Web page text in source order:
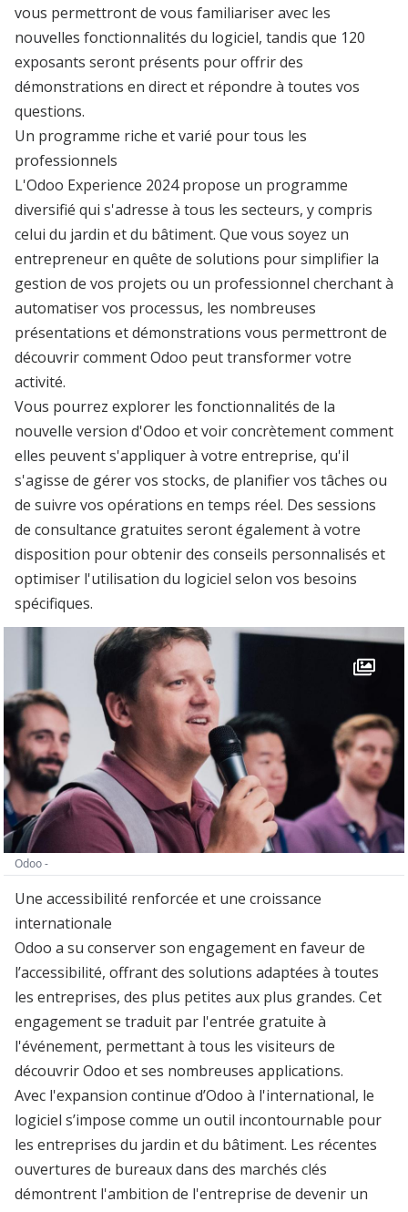
vous permettront de vous familiariser avec les
nouvelles fonctionnalités du logiciel, tandis que 120
exposants seront présents pour offrir des
démonstrations en direct et répondre à toutes vos
questions.
Un programme riche et varié pour tous les
professionnels
L'Odoo Experience 2024 propose un programme
diversifié qui s'adresse à tous les secteurs, y compris
celui du jardin et du bâtiment. Que vous soyez un
entrepreneur en quête de solutions pour simplifier la
gestion de vos projets ou un professionnel cherchant à
automatiser vos processus, les nombreuses
présentations et démonstrations vous permettront de
découvrir comment Odoo peut transformer votre
activité.
Vous pourrez explorer les fonctionnalités de la
nouvelle version d'Odoo et voir concrètement comment
elles peuvent s'appliquer à votre entreprise, qu'il
s'agisse de gérer vos stocks, de planifier vos tâches ou
de suivre vos opérations en temps réel. Des sessions
de consultance gratuites seront également à votre
disposition pour obtenir des conseils personnalisés et
optimiser l'utilisation du logiciel selon vos besoins
spécifiques.
Odoo -
Une accessibilité renforcée et une croissance
internationale
Odoo a su conserver son engagement en faveur de
l’accessibilité, offrant des solutions adaptées à toutes
les entreprises, des plus petites aux plus grandes. Cet
engagement se traduit par l'entrée gratuite à
l'événement, permettant à tous les visiteurs de
découvrir Odoo et ses nombreuses applications.
Avec l'expansion continue d’Odoo à l'international, le
logiciel s’impose comme un outil incontournable pour
les entreprises du jardin et du bâtiment. Les récentes
ouvertures de bureaux dans des marchés clés
démontrent l'ambition de l'entreprise de devenir un